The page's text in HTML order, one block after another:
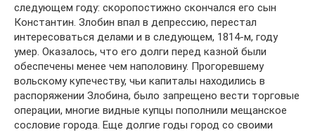
следующем году: скоропостижно скончался его сын
Константин. Злобин впал в депрессию, перестал
интересоваться делами и в следующем, 1814-м, году
умер. Оказалось, что его долги перед казной были
обеспечены менее чем наполовину. Прогоревшему
вольскому купечеству, чьи капиталы находились в
распоряжении Злобина, было запрещено вести торговые
операции, многие видные купцы пополнили мещанское
сословие города. Еще долгие годы город со своими